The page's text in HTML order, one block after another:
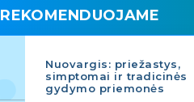
REKOMENDUOJAME
Nuovargis: priežastys,
simptomai ir tradicinės
gydymo priemonės